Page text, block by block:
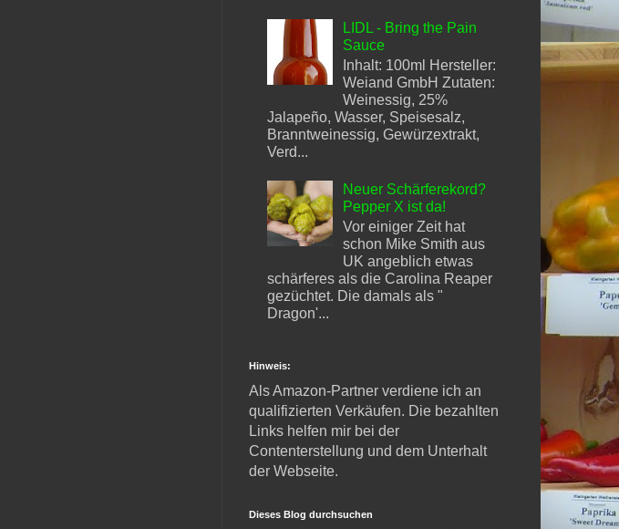
LIDL - Bring the Pain
Sauce
Inhalt: 100ml Hersteller:
Weiand GmbH Zutaten:
Weinessig, 25%
Jalapeño, Wasser, Speisesalz,
Branntweinessig, Gewürzextrakt,
Verd...
Neuer Schärferekord?
Pepper X ist da!
Vor einiger Zeit hat
schon Mike Smith aus
UK angeblich etwas
schärferes als die Carolina Reaper
gezüchtet. Die damals als "
Dragon'...
Hinweis:
Als Amazon-Partner verdiene ich an
qualifizierten Verkäufen. Die bezahlten
Links helfen mir bei der
Contenterstellung und dem Unterhalt
der Webseite.
Dieses Blog durchsuchen